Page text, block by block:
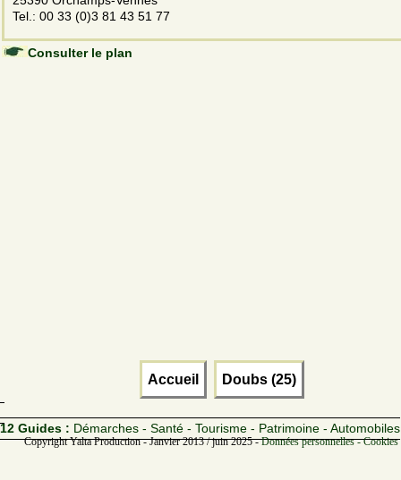
Tel.: 00 33 (0)3 81 43 51 77
Consulter le plan
Accueil Doubs (25)
12 Guides : Démarches - Santé - Tourisme - Patrimoine - Automobiles
Copyright Yalta Production - Janvier 2013 / juin 2025 -Données personnelles -